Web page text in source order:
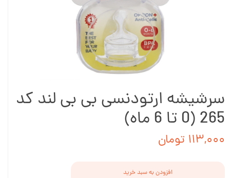
سرشیشه ارتودنسی بی بی لند کد
265 (0 تا 6 ماه)
۱۱۳,۰۰۰ تومان
افزودن به سبد خرید